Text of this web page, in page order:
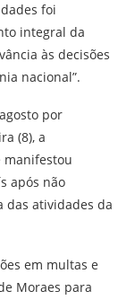
foi
integral da
às decisões
nacional”.
por
(8), a
manifestou
após não
das atividades da
em multas e
Moraes para